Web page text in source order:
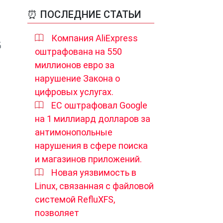
⏰ ПОСЛЕДНИЕ СТАТЬИ
Компания AliExpress
оштрафована на 550
миллионов евро за
нарушение Закона о
цифровых услугах.
ЕС оштрафовал Google
на 1 миллиард долларов за
антимонопольные
нарушения в сфере поиска
и магазинов приложений.
Новая уязвимость в
Linux, связанная с файловой
системой RefluXFS,
позволяет